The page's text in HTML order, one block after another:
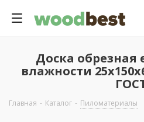
Доска обрезная
влажности
Главная - Каталог - Пиломатериалы